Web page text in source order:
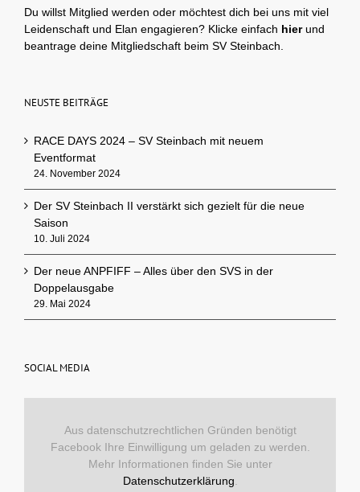
Du willst Mitglied werden oder möchtest dich bei uns mit viel
Leidenschaft und Elan engagieren? Klicke einfach hierund
beantrage deine Mitgliedschaft beim SV Steinbach.
NEUSTE BEITRÄGE
RACE DAYS 2024 – SV Steinbach mit neuem
Eventformat
24. November 2024
Der SV Steinbach II verstärkt sich gezielt für die neue
Saison
10. Juli 2024
Der neue ANPFIFF – Alles über den SVS in der
Doppelausgabe
29. Mai 2024
SOCIAL MEDIA
Aus datenschutzrechtlichen Gründen benötigt
Facebook Ihre Einwilligung um geladen zu werden.
Mehr Informationen finden Sie unter
Datenschutzerklärung